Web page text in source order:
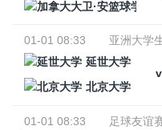
01-01 08:33
亚洲大学
延世大学
北京大学
01-01 08:33
足球友谊